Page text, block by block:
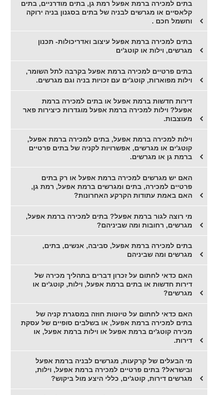
בתים למכירה ברמת אפעל רמת גן, בתים מודרניים, בתים
קלאסיים או מגרשים לבניה של בתים בסגנון בניה ירוקה
וחשמל חכם .
בתים למכירה ברמת אפעל עיצוב ואדריכולות- תכנון
מגרשים, וילות או קוטג'ים
בתים פרטיים למכירה ברמת אפעל בקרבה לתל השומר,
וילות מפוארות, קוטג'ים עם זכויות בניה וגם מגרשים.
דירות חדשות ברמת אפעל או בתים למכירה ברמת
אפעל? וילות למכירה ברמת אפעל מוגדרות כיצירות פאר
מעוצבות.
וילות למכירה ברמת אפעל, בתים למכירה ברמת אפעל,
קוטג'ים או מגרשים, אפשרויות לקניה של בתים פרטיים
ברמת גן או מגרשים.
האם יש מגרשים למכירה ברמת אפעל או רק בתים
פרטיים למכירה, בתים ומגרשים ברמת אפעל, רמת גן,
האם באמת עתודות הקרקע האחרונות?
מי רוצה לגור ברמת אפעל? בתים למכירה ברמת אפעל,
מגרשים, רחובות ומה שביניהם?
בתים למכירה ברמת אפעל, סביבה, אנשים, בתים,
מגרשים ומה שביניהם
האם כדאי לחתום על זכרון דברים בתהליך מכירה של
דירות חדשות או בתים ברמת אפעל, וילות, קוטג'ים או
מגרשים?
האם כדאי לחתום על טיוטות חוזה במסגרת קניה של
בתים למכירה ברמת אפעל, או בשלבים סופיים של עסקת
מכירה קוטג'ים ברמת אפעל או וילות ברמת אפעל, או
דירות.
מי הבעלים של קרקעות, מגרשים לבניה ברמת אפעל
ובישראל? בתים פרטיים למכירה ברמת אפעל, וילות,
מגרשים דירות, קוטג'ים, כללי היצע מול ביקוש?